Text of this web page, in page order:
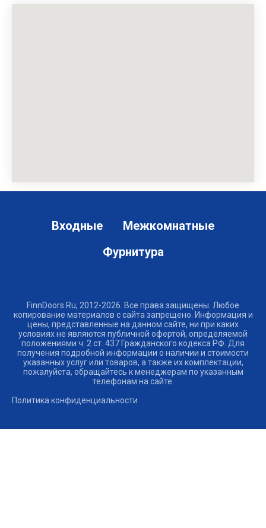
Входные
Межкомнатные
Фурнитура
FinnDoors.Ru, 2012-2026. Все права защищены. Любое
копирование материалов с сайта запрещено. Информация и
цены, представленные на данном сайте, ни при каких
условиях не являются публичной офертой, определяемой
положениями ч. 2 ст. 437 Гражданского кодекса РФ. Для
получения подробной информации о наличии и стоимости
указанных услуг или товаров, а также их комплектации,
пожалуйста, обращайтесь к менеджерам по указанным
телефонам на сайте.
Политика конфиденциальности